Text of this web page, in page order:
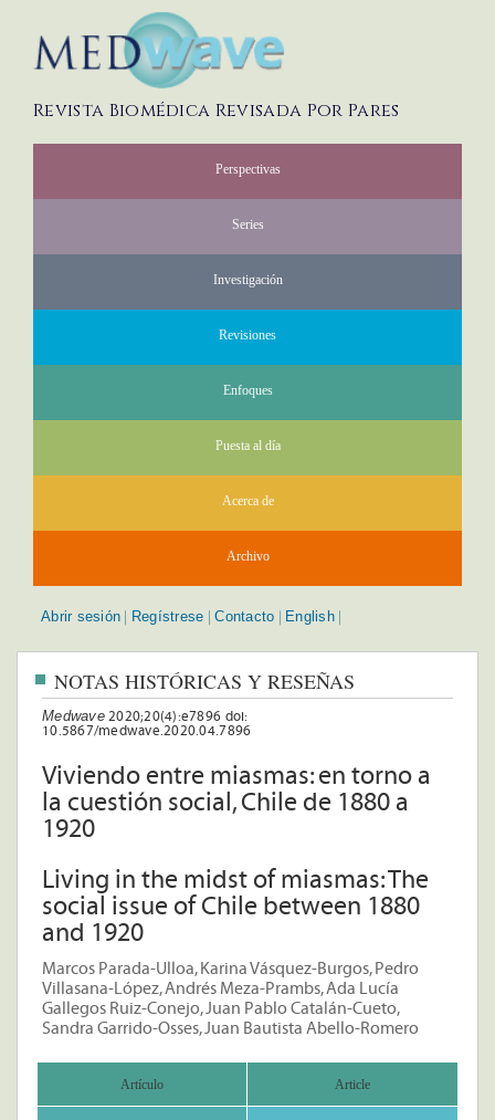
Revista Biomédica Revisada Por Pares
Perspectivas
Series
Investigación
Revisiones
Enfoques
Puesta al día
Acerca de
Archivo
Abrir sesión Regístrese |Contacto English
NOTAS HISTÓRICAS Y RESEÑAS
Medwave2020;20(4):e7896 doi:
10.5867/medwave.2020.04.7896
Viviendo entre miasmas: en torno a
la cuestión social, Chile de 1880 a
1920
Living in the midst of miasmas: The
social issue of Chile between 1880
and 1920
Marcos Parada-Ulloa, Karina Vásquez-Burgos, Pedro
Villasana-López, Andrés Meza-Prambs, Ada Lucía
Gallegos Ruiz-Conejo, Juan Pablo Catalán-Cueto,
Sandra Garrido-Osses, Juan Bautista Abello-Romero
Artículo Article